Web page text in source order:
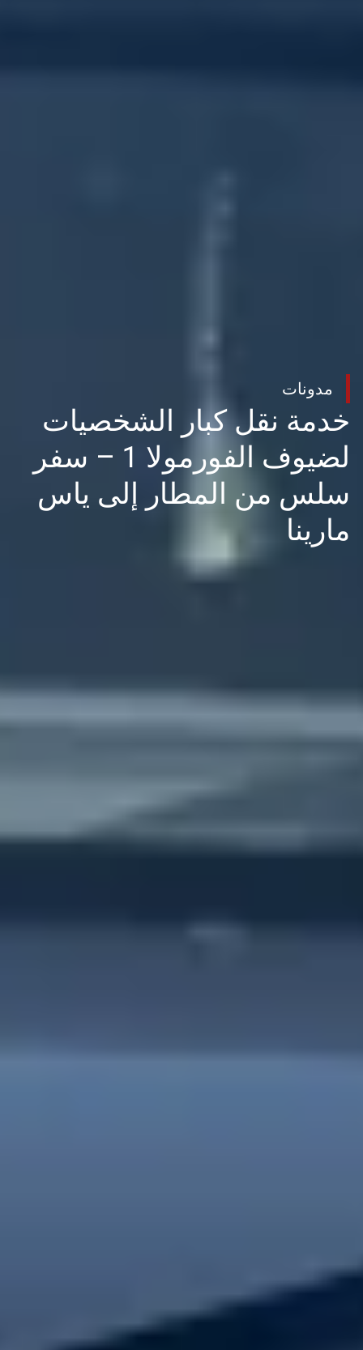
مدونات
خدمة نقل كبار الشخصيات
لضيوف الفورمولا 1 – سفر
سلس من المطار إلى ياس
مارينا